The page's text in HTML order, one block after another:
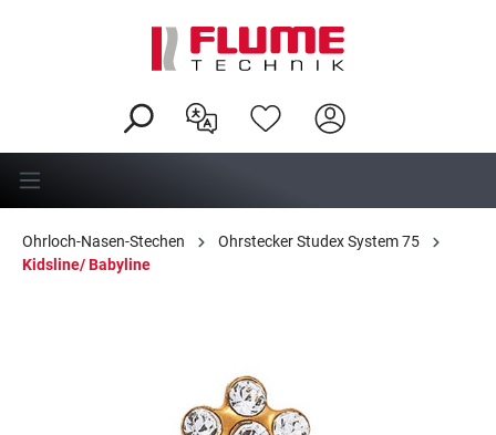
Ohrloch-Nasen-Stechen
Ohrstecker Studex System 75
Kidsline/ Babyline